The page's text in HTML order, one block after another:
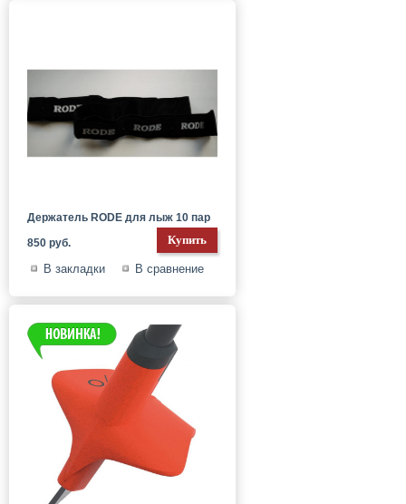
Держатель RODE для лыж 10 пар
850 руб.
В закладки В сравнение